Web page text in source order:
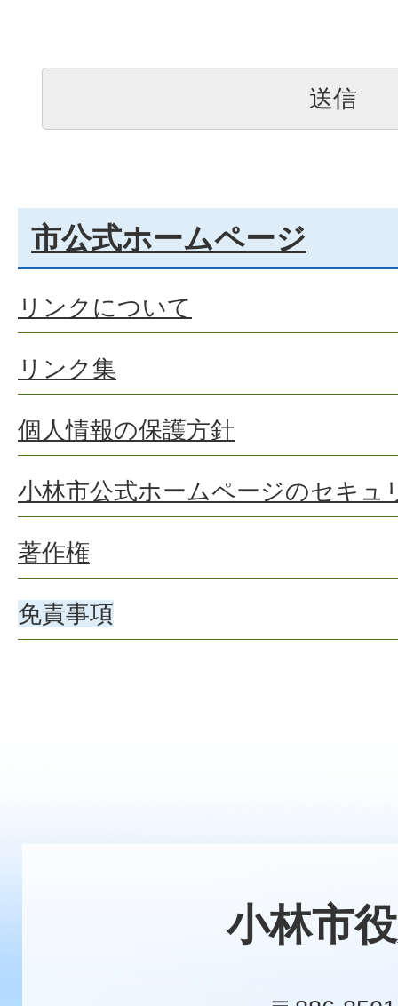
市公式ホームページ
リンクについて
リンク集
個人情報の保護方針
小林市公式ホームページのセキュ
著作権
免責事項
小林市